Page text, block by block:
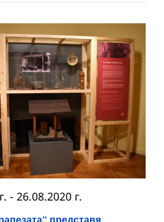
- 26.08.2020 г.